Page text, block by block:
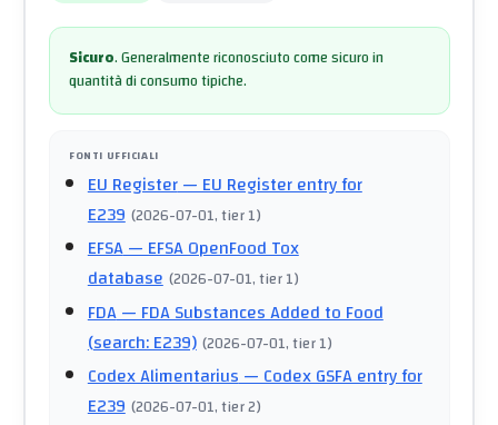
Sicuro.Generalmente riconosciuto come sicuro in
quantità di consumo tipiche.
FONTI UFFICIALI
EU Register— EU Register entry for
E239 (2026-07-01, tier 1)
EFSA— EFSA OpenFood Tox
database (2026-07-01, tier 1)
FDA— FDA Substances Added to Food
(search: E239) (2026-07-01, tier 1)
Codex Alimentarius— Codex GSFA entry for
E239 (2026-07-01, tier 2)